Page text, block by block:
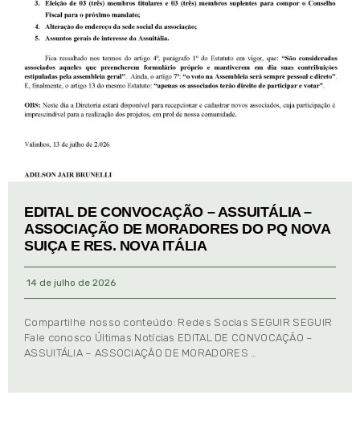
EDITAL DE CONVOCAÇÃO – ASSUITÁLIA –
ASSOCIAÇÃO DE MORADORES DO PQ NOVA
SUIÇA E RES. NOVA ITÁLIA
14 de julho de 2026
Compartilhe nosso conteúdo: Redes Socias SEGUIR SEGUIR
Fale conosco Últimas Notícias EDITAL DE CONVOCAÇÃO –
ASSUITÁLIA – ASSOCIAÇÃO DE MORADORES …